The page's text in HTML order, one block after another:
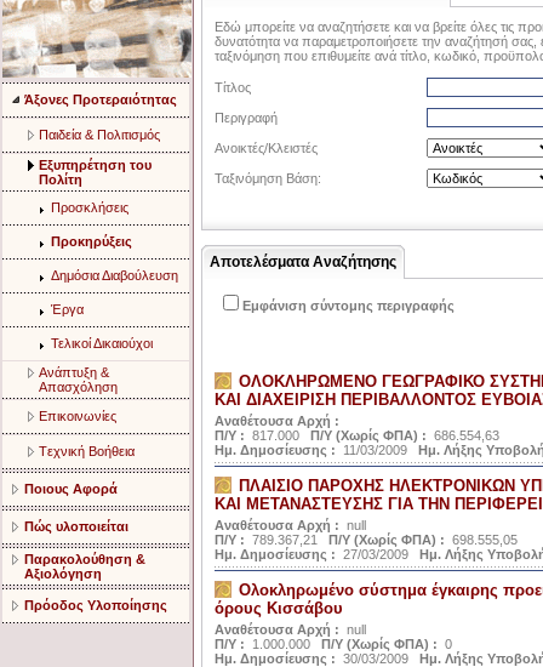
Άξονες Προτεραιότητας
Παιδεία & Πολιτισμός
Eξυπηρέτηση του
Πολίτη
Προσκλήσεις
Προκηρύξεις
Δημόσια Διαβούλευση
Έργα
Τελικοί Δικαιούχοι
Aνάπτυξη &
Aπασχόληση
Eπικοινωνίες
Tεχνική Bοήθεια
Ποιους Αφορά
Πώς υλοποιείται
Παρακολούθηση &
Αξιολόγηση
Πρόοδος Υλοποίησης
Εδώ μπορείτε να αναζητήσετε και να βρείτε όλες τις
δυνατότητα να παραμετροποιήσετε την αναζήτησή σας,
ταξινόμηση που επιθυμείτε ανά τίτλο, κωδικό,
Τίτλος
Περιγραφή
Ανοικτές/Κλειστές
Ταξινόμηση Βάση:
Αποτελέσματα Αναζήτησης
Εμφάνιση σύντομης περιγραφής
ΟΛΟΚΛΗΡΩΜΕΝΟ ΓΕΩΓΡΑΦΙΚΟ
ΚΑΙ ΔΙΑΧΕΙΡΙΣΗ ΠΕΡΙΒΑΛΛΟΝΤΟΣ
Αναθέτουσα Αρχή :
Π/Υ : 817.000 Π/Υ (Χωρίς ΦΠΑ) : 686.554,63
Ημ. Δημοσίευσης :
11/03/2009 Ημ. Λήξης
ΠΛΑΙΣΙΟ ΠΑΡΟΧΗΣ ΗΛΕΚΤΡΟΝΙΚΩΝ
ΚΑΙ ΜΕΤΑΝΑΣΤΕΥΣΗΣ ΓΙΑ ΤΗΝ
Αναθέτουσα Αρχή : null
Π/Υ : 789.367,21 Π/Υ (Χωρίς ΦΠΑ) : 698.555,05
Ημ. Δημοσίευσης : 27/03/2009 Ημ. Λήξης
Ολοκληρωμένο σύστημα έγκαιρης
όρους Κισσάβου
Αναθέτουσα Αρχή : null
Π/Υ :
1.000.000 Π/Υ (Χωρίς ΦΠΑ) : 0
Ημ. Δημοσίευσης : 30/03/2009 Ημ. Λήξης